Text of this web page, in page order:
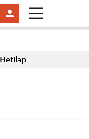
Hetilap